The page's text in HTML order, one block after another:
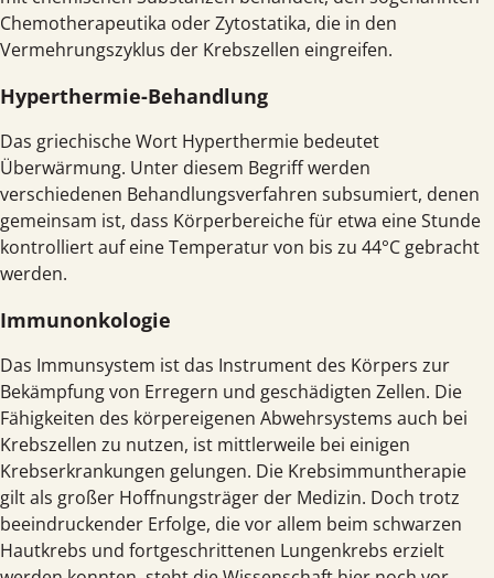
Chemotherapeutika oder Zytostatika, die in den
Vermehrungszyklus der Krebszellen eingreifen.
Hyperthermie-Behandlung
Das griechische Wort Hyperthermie bedeutet
Überwärmung. Unter diesem Begriff werden
verschiedenen Behandlungsverfahren subsumiert, denen
gemeinsam ist, dass Körperbereiche für etwa eine Stunde
kontrolliert auf eine Temperatur von bis zu 44°C gebracht
werden.
Immunonkologie
Das Immunsystem ist das Instrument des Körpers zur
Bekämpfung von Erregern und geschädigten Zellen. Die
Fähigkeiten des körpereigenen Abwehrsystems auch bei
Krebszellen zu nutzen, ist mittlerweile bei einigen
Krebserkrankungen gelungen. Die Krebsimmuntherapie
gilt als großer Hoffnungsträger der Medizin. Doch trotz
beeindruckender Erfolge, die vor allem beim schwarzen
Hautkrebs und fortgeschrittenen Lungenkrebs erzielt